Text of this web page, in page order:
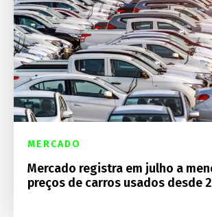
MERCADO
Mercado registra em julho a
preços de carros usados desde